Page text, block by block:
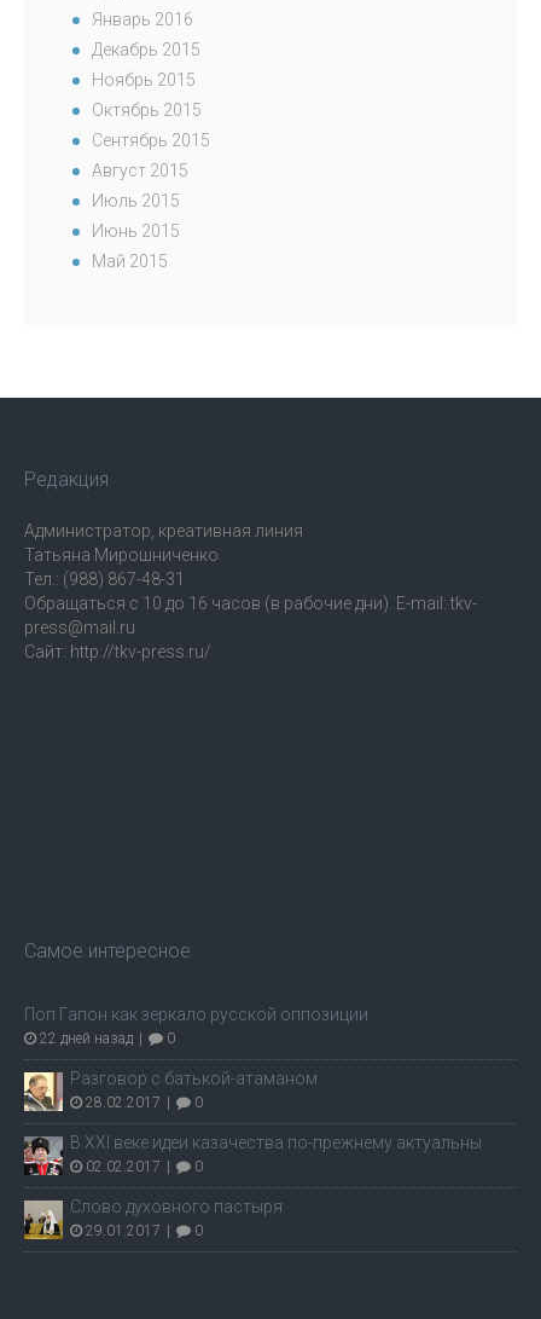
Январь 2016
Декабрь 2015
Ноябрь 2015
Октябрь 2015
Сентябрь 2015
Август 2015
Июль 2015
Июнь 2015
Май 2015
Редакция
Администратор, креативная линия
Татьяна Мирошниченко
Тел.: (988) 867-48-31
Обращаться с 10 до 16 часов (в рабочие дни). E-mail: tkv-
press@mail.ru
Сайт: http://tkv-press.ru/
Самое интересное
Поп Гапон как зеркало русской оппозиции
22 дней назад | 0
Разговор с батькой-атаманом
28.02.2017 | 0
В ХХI веке идеи казачества по-прежнему актуальны
02.02.2017 | 0
Слово духовного пастыря
29.01.2017 | 0